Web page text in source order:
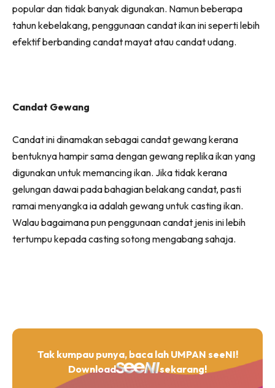
popular dan tidak banyak digunakan. Namun beberapa
tahun kebelakang, penggunaan candat ikan ini seperti lebih
efektif berbanding candat mayat atau candat udang.
Candat Gewang
Candat ini dinamakan sebagai candat gewang kerana
bentuknya hampir sama dengan gewang replika ikan yang
digunakan untuk memancing ikan. Jika tidak kerana
gelungan dawai pada bahagian belakang candat, pasti
ramai menyangka ia adalah gewang untuk casting ikan.
Walau bagaimana pun penggunaan candat jenis ini lebih
tertumpu kepada casting sotong mengabang sahaja.
Tak kumpau punya, baca lah UMPAN seeNI!
Download
sekarang!